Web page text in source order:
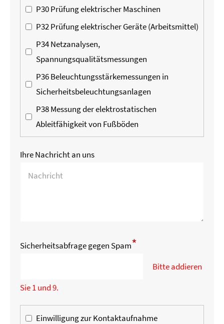
P30 Prüfung elektrischer Maschinen
P32 Prüfung elektrischer Geräte (Arbeitsmittel)
P34 Netzanalysen,
Spannungsqualitätsmessungen
P36 Beleuchtungsstärkemessungen in
Sicherheitsbeleuchtungsanlagen
P38 Messung der elektrostatischen
Ableitfähigkeit von Fußböden
Ihre Nachricht an uns
Sicherheitsabfrage gegen Spam*
Bitte addieren
Sie 1 und 9.
Einwilligung zur Kontaktaufnahme